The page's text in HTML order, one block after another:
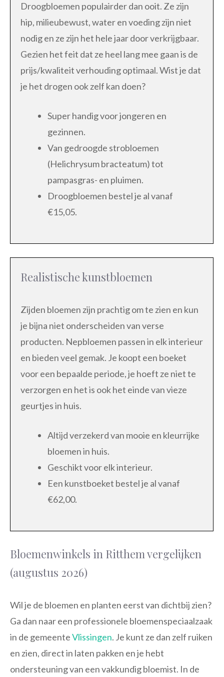
Droogbloemen populairder dan ooit. Ze zijn
hip, milieubewust, water en voeding zijn niet
nodig en ze zijn het hele jaar door verkrijgbaar.
Gezien het feit dat ze heel lang mee gaan is de
prijs/kwaliteit verhouding optimaal. Wist je dat
je het drogen ook zelf kan doen?
Super handig voor jongeren en
gezinnen.
Van gedroogde strobloemen
(Helichrysum bracteatum) tot
pampasgras- en pluimen.
Droogbloemen bestel je al vanaf
€15,05.
Realistische kunstbloemen
Zijden bloemen zijn prachtig om te zien en kun
je bijna niet onderscheiden van verse
producten. Nepbloemen passen in elk interieur
en bieden veel gemak. Je koopt een boeket
voor een bepaalde periode, je hoeft ze niet te
verzorgen en het is ook het einde van vieze
geurtjes in huis.
Altijd verzekerd van mooie en kleurrijke
bloemen in huis.
Geschikt voor elk interieur.
Een kunstboeket bestel je al vanaf
€62,00.
Bloemenwinkels in Ritthem vergelijken
(augustus 2026)
Wil je de bloemen en planten eerst van dichtbij zien?
Ga dan naar een professionele bloemenspeciaalzaak
in de gemeenteVlissingen. Je kunt ze dan zelf ruiken
en zien, direct in laten pakken en je hebt
ondersteuning van een vakkundig bloemist. In de